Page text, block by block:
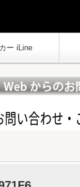
ー iLine